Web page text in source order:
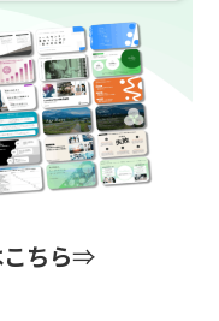
ちら⇒